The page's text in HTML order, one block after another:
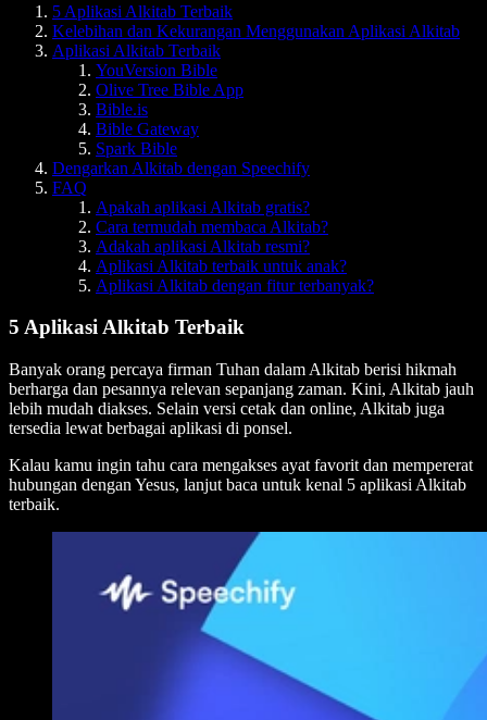
5 Aplikasi Alkitab Terbaik
Kelebihan dan Kekurangan Menggunakan Aplikasi Alkitab
Aplikasi Alkitab Terbaik
YouVersion Bible
Olive Tree Bible App
Bible.is
Bible Gateway
Spark Bible
Dengarkan Alkitab dengan Speechify
FAQ
Apakah aplikasi Alkitab gratis?
Cara termudah membaca Alkitab?
Adakah aplikasi Alkitab resmi?
Aplikasi Alkitab terbaik untuk anak?
Aplikasi Alkitab dengan fitur terbanyak?
5 Aplikasi Alkitab Terbaik
Banyak orang percaya firman Tuhan dalam Alkitab berisi hikmah
berharga dan pesannya relevan sepanjang zaman. Kini, Alkitab jauh
lebih mudah diakses. Selain versi cetak dan online, Alkitab juga
tersedia lewat berbagai aplikasi di ponsel.
Kalau kamu ingin tahu cara mengakses ayat favorit dan mempererat
hubungan dengan Yesus, lanjut baca untuk kenal 5 aplikasi Alkitab
terbaik.